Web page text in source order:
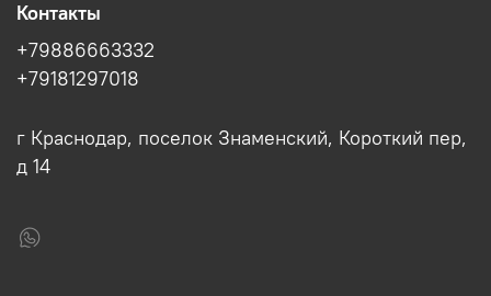
Контакты
+79886663332
+79181297018
г Краснодар, поселок Знаменский, Короткий пер,
д 14